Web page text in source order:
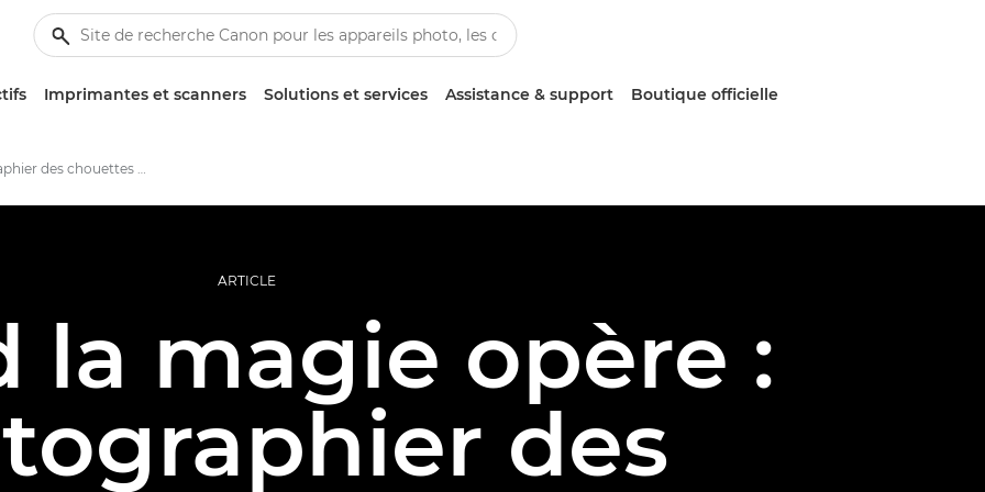
Imprimantes et scanners Solutions et services Assistance & support Boutique officielle
Photographier des chouettes en basse lumière
ARTICLE
la magie opère :
des